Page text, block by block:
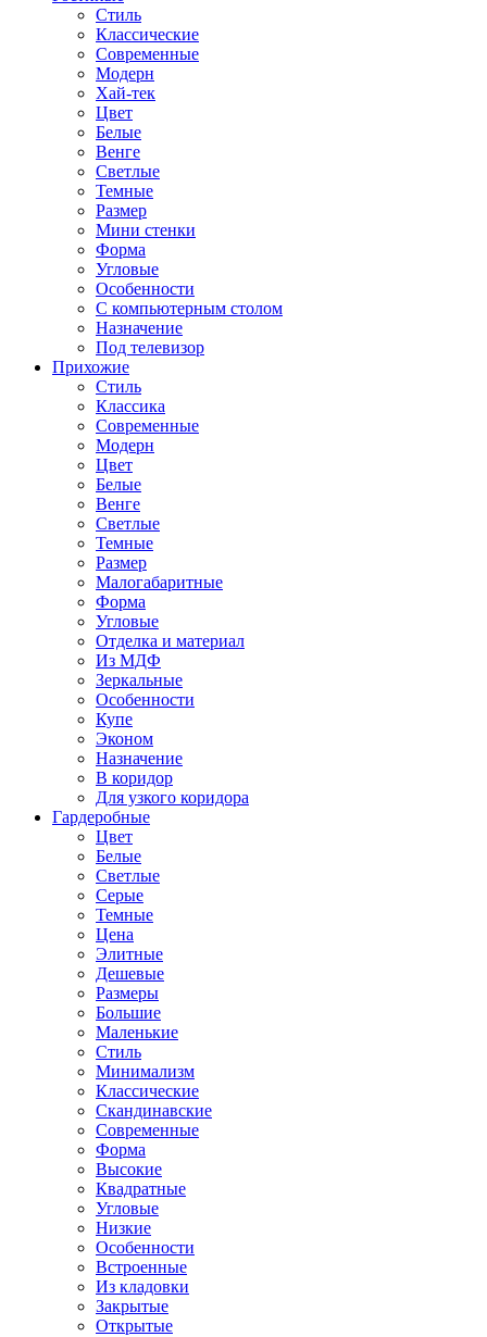
Стиль
Классические
Современные
Модерн
Хай-тек
Цвет
Белые
Венге
Светлые
Темные
Размер
Мини стенки
Форма
Угловые
Особенности
С компьютерным столом
Назначение
Под телевизор
Прихожие
Стиль
Классика
Современные
Модерн
Цвет
Белые
Венге
Светлые
Темные
Размер
Малогабаритные
Форма
Угловые
Отделка и материал
Из МДФ
Зеркальные
Особенности
Купе
Эконом
Назначение
В коридор
Для узкого коридора
Гардеробные
Цвет
Белые
Светлые
Серые
Темные
Цена
Элитные
Дешевые
Размеры
Большие
Маленькие
Стиль
Минимализм
Классические
Скандинавские
Современные
Форма
Высокие
Квадратные
Угловые
Низкие
Особенности
Встроенные
Из кладовки
Закрытые
Открытые